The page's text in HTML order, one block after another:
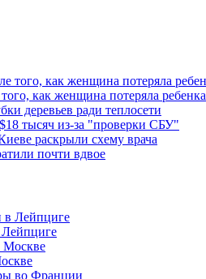
как женщина потеряла ребенка
деревьев ради теплосети
тысяч из-за "проверки СБУ"
раскрыли схему врача
почти вдвое